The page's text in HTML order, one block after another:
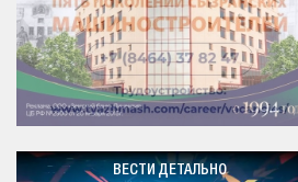
ВЕСТИ ДЕТАЛЬНО